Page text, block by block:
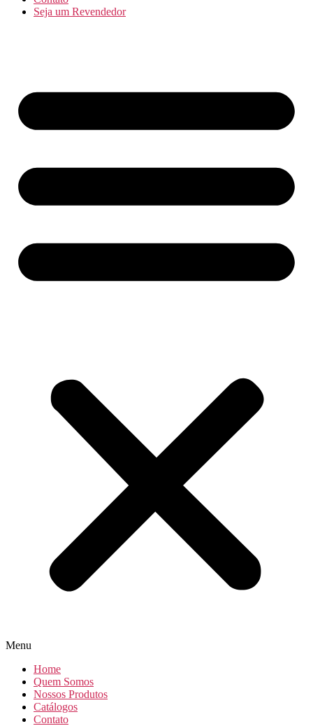
Seja um Revendedor
Menu
Home
Quem Somos
Nossos Produtos
Catálogos
Contato